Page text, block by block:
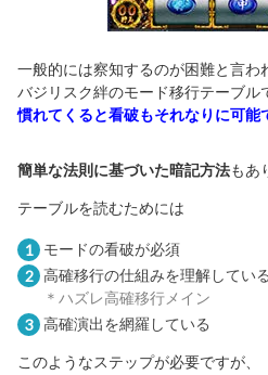
一般的には察知するのが困難と言わ
バジリスク絆のモード移行テーブル
慣れてくると看破もそれなりに可能
簡単な法則に基づいた暗記方法もあ
テーブルを読むためには
モードの看破が必須
高確移行の仕組みを理解している
＊ハズレ高確移行メイン
高確演出を網羅している
このようなステップが必要ですが、